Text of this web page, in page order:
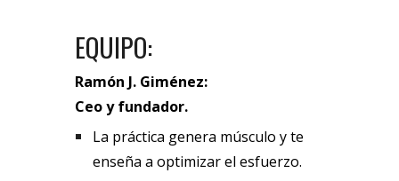
EQUIPO:
Ramón J. Giménez:
Ceo y fundador.
La práctica genera músculo y te
enseña a optimizar el esfuerzo.